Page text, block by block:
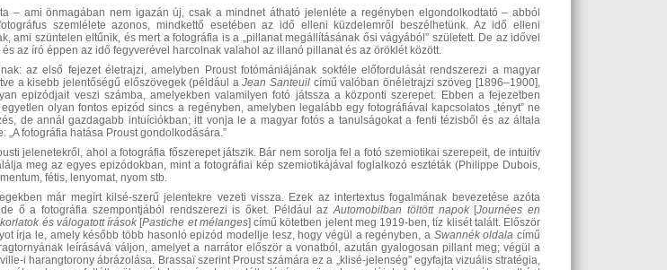
– ami önmagában nem igazán új, csak a mindnet átható jelenléte a regényben elgondolkodtató – abból
szemlélete azonos, mindkettő esetében az idő elleni küzdelemről beszélhetünk. Az idő elleni
ami szüntelen eltűnik, és mert a fotográfia is a „pillanat megállításának ősi vágyából” született. De az idővel
az író éppen az idő fegyverével harcolnak valahol az illanó pillanat és az öröklét között.
az első fejezet életrajzi, amelyben Proust fotómániájának sokféle előfordulását rendszerezi a magyar
a kisebb jelentőségű előszövegek (például aJean Santeuil című valóban önéletrajzi szöveg [1896‒1900],
epizódjait veszi számba, amelyekben valamilyen fotó játssza a központi szerepet. Ebben a fejezetben
olyan fontos epizód sincs a regényben, amelyben legalább egy fotográfiával kapcsolatos „tényt” ne
de annál gazdagabb intuíciókban; itt vonja le a magyar fotós a tanulságokat a fenti tézisből és az általa
„A fotográfia hatása Proust gondolkodására.”
jelenetekről, ahol a fotográfia főszerepet játszik. Bár nem sorolja fel a fotó szemiotikai szerepeit, de intuitív
meg az egyes epizódokban, mint a fotográfiai kép szemiotikájával foglalkozó esztéták (Philippe Dubois,
fétis, lenyomat, nyom stb.
már megírt kilsé-szerű jelentekre vezeti vissza. Ezek az intertextus fogalmának bevezetése azóta
ő a fotográfia szempontjából rendszerezi is őket. Például azAutomobilban töltött napok[Journées en
és válogatott írások [Pastiche et mélanges] című kötetben jelent meg 1919-ben, tíz klisét talált. Először
írja le, amely később több hasonló epizód modellje lesz, hogy végül a regényben, a Swannék oldala című
leírásává váljon, amelyet a narrátor először a vonatból, azután gyalogosan pillant meg; végül a
i harangtorony ábrázolása. Brassaï szerint Proust számára ez a „klisé-jelenség” egyfajta vizuális stratégia,